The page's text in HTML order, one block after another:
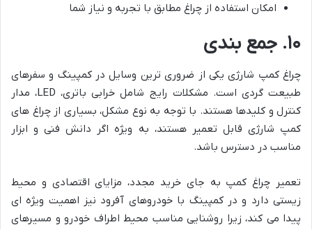
امکان استفاده از چراغ مطابق با تجربه و نیاز شما
۱۰. جمع بندی
چراغ کمپ شارژی یکی از ضروری ترین وسایل در کمپینگ و سفرهای
طبیعت گردی است. مشکلات رایج شامل خرابی باتری، LED، مدار
کنترل و کلیدها هستند. با توجه به نوع مشکل، بسیاری از چراغ های
کمپ شارژی قابل تعمیر هستند، به ویژه اگر دانش فنی و ابزار
مناسب در دسترس باشد.
تعمیر چراغ کمپ به جای خرید مجدد، مزایای اقتصادی و محیط
زیستی دارد و در کمپینگ با خودروهای آفرود نیز اهمیت ویژه ای
پیدا می کند، زیرا روشنایی مناسب محیط اطراف خودرو و مسیرهای